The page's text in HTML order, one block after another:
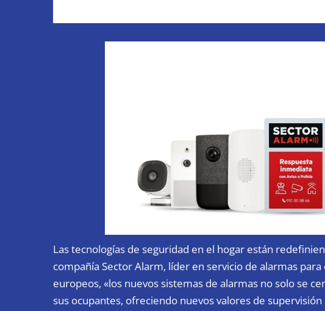
Las tecnologías de seguridad en el hogar están
compañía Sector Alarm, líder en servicio de alarmas
europeos, «los nuevos sistemas de alarmas no solo se
sus ocupantes, ofreciendo nuevos valores de